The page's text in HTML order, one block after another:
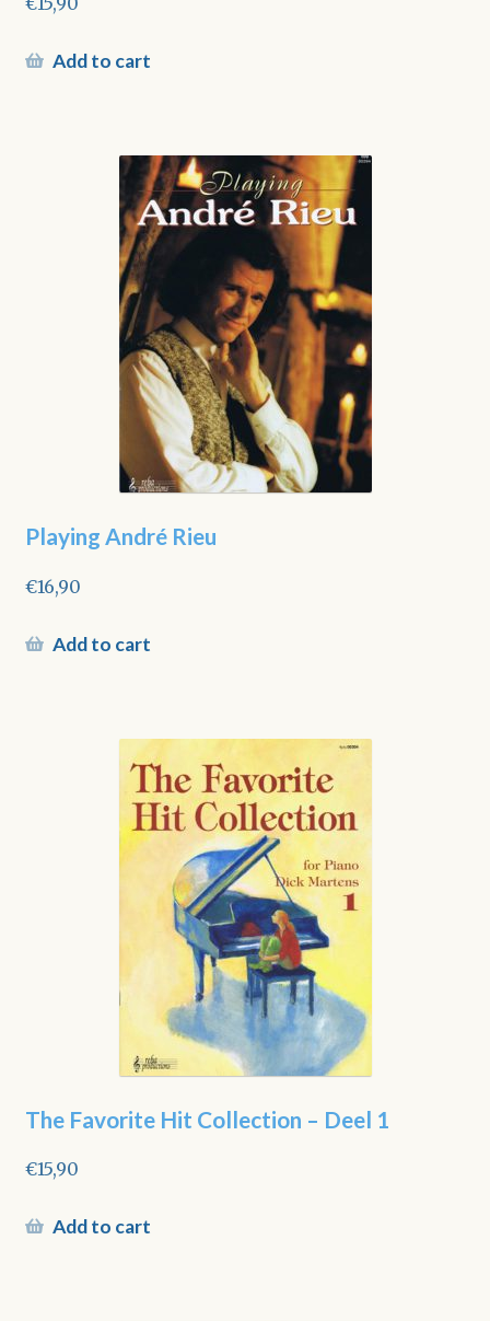
Add to cart
Playing André Rieu
€16,90
Add to cart
The Favorite Hit Collection – Deel 1
€15,90
Add to cart